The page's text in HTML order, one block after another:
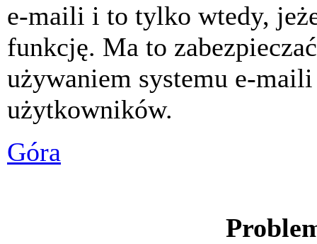
e-maili i to tylko wtedy,
funkcję. Ma to
używaniem systemu e-
użytkowników.
Góra